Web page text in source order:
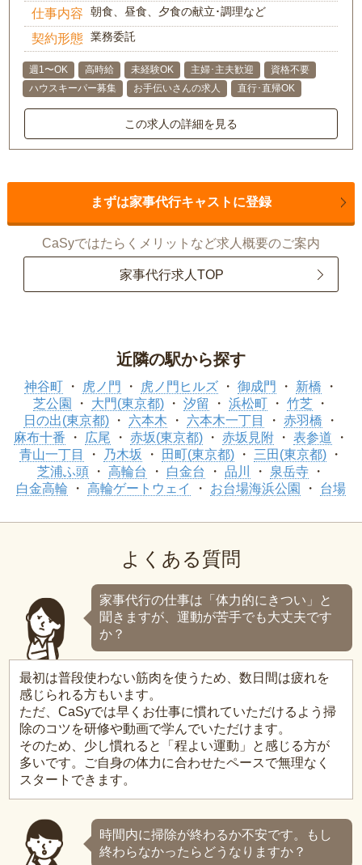
仕事内容 朝食、昼食、夕食の献立･調理など
契約形態 業務委託
週1〜OK 高時給 未経験OK 主婦･主夫歓迎
資格不要
ハウスキーパー募集
お手伝いさんの求人 直行･直帰OK
この求人の詳細を見る
まずは家事代行キャストに登録
CaSyではたらくメリットなど求人概要のご案内
家事代行求人TOP
近隣の駅から探す
神谷町 虎ノ門 虎ノ門ヒルズ 御成門
新橋
芝公園
大門(東京都) 汐留 浜松町
竹芝
日の出(東京都)
六本木 六本木一丁目
赤羽橋
麻布十番
広尾 赤坂(東京都) 赤坂見附
表参道
青山一丁目
乃木坂 田町(東京都)
三田(東京都)
芝浦ふ頭
高輪台 白金台 品川
泉岳寺
白金高輪
高輪ゲートウェイ お台場海浜公園 台場
よくある質問
家事代行の仕事は「体力的にきつい」と
聞きますが、運動が苦手でも大丈夫です
か？
最初は普段使わない筋肉を使うため、数日間は疲れを
感じられる方もいます。
ただ、CaSyでは早くお仕事に慣れていただけるよう掃
除のコツを研修や動画で学んでいただけます。
そのため、少し慣れると「程よい運動」と感じる方が
多いです。ご自身の体力に合わせたペースで無理なく
スタートできます。
時間内に掃除が終わるか不安です。もし
終わらなかったらどうなりますか？